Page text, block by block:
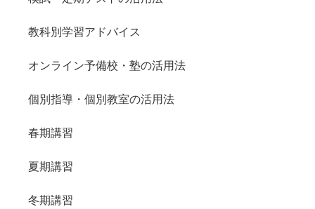
教科別学習アドバイス
オンライン予備校・塾の活用法
個別指導・個別教室の活用法
春期講習
夏期講習
冬期講習